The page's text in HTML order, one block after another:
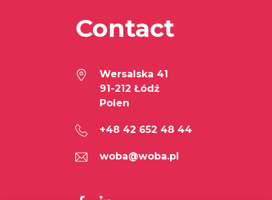
Contact
Wersalska 41
91-212 Łódź
Polen
+48 42 652 48 44
woba@woba.pl